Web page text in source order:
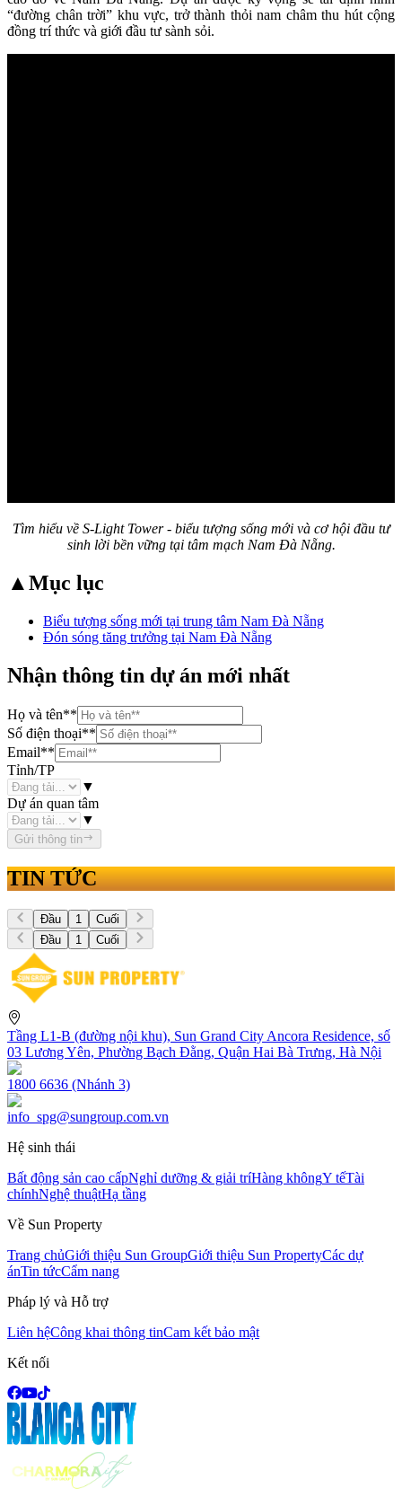
“đường chân trời” khu vực, trở thành thỏi nam châm thu hút cộng
đồng trí thức và giới đầu tư sành sỏi.
Tìm hiểu về S-Light Tower - biểu tượng sống mới và cơ hội đầu tư
sinh lời bền vững tại tâm mạch Nam Đà Nẵng.
▲Mục lục
Biểu tượng sống mới tại trung tâm Nam Đà Nẵng
Đón sóng tăng trưởng tại Nam Đà Nẵng
Nhận thông tin dự án mới nhất
Họ và tên**
Số điện thoại**
Email**
Tỉnh/TP
▼
Dự án quan tâm
▼
Gửi thông tin
TIN TỨC
Đầu 1
Cuối
Đầu
1 Cuối
Tầng L1-B (đường nội khu), Sun Grand City Ancora Residence, số
03 Lương Yên, Phường Bạch Đằng, Quận Hai Bà Trưng, Hà Nội
1800 6636 (Nhánh 3)
info_spg@sungroup.com.vn
Hệ sinh thái
Bất động sản cao cấpNghỉ dưỡng & giải tríHàng khôngY tếTài
chínhNghệ thuậtHạ tầng
Về Sun Property
Trang chủGiới thiệu Sun GroupGiới thiệu Sun PropertyCác dự
ánTin tứcCẩm nang
Pháp lý và Hỗ trợ
Liên hệCông khai thông tinCam kết bảo mật
Kết nối